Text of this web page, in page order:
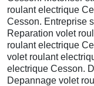
roulant electrique
Cesson. Entreprise
Reparation volet
roulant electrique
volet roulant
electrique Cesson.
Depannage volet